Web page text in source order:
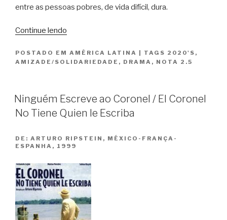
entre as pessoas pobres, de vida difícil, dura.
Continue lendo
Vagão
/
Vagón”
POSTADO EM AMÉRICA LATINA | TAGS 2020'S ,
AMIZADE/SOLIDARIEDADE , DRAMA , NOTA 2.5
Ninguém Escreve ao Coronel / El Coronel
No Tiene Quien le Escriba
DE: ARTURO RIPSTEIN, MÉXICO-FRANÇA-
ESPANHA, 1999